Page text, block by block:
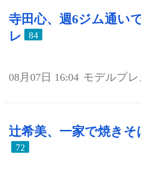
寺田心、週6ジム通い
レ
84
08月07日 16:04 モデルプレ
辻希美、一家で焼きそ
72